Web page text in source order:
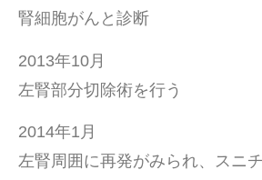
腎細胞がんと診断
2013年10月
左腎部分切除術を行う
2014年1月
左腎周囲に再発がみられ、スニ